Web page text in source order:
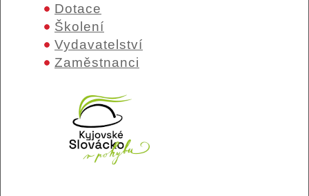
Dotace
Školení
Vydavatelství
Zaměstnanci